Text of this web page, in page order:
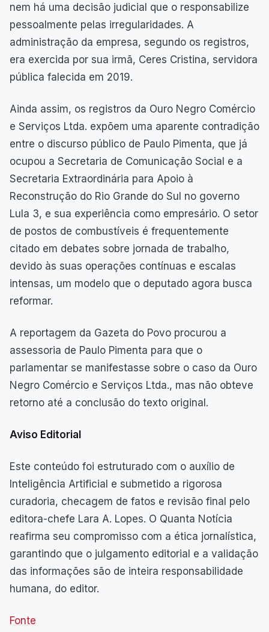
nem há uma decisão judicial que o responsabilize
pessoalmente pelas irregularidades. A
administração da empresa, segundo os registros,
era exercida por sua irmã, Ceres Cristina, servidora
pública falecida em 2019.
Ainda assim, os registros da Ouro Negro Comércio
e Serviços Ltda. expõem uma aparente contradição
entre o discurso público de Paulo Pimenta, que já
ocupou a Secretaria de Comunicação Social e a
Secretaria Extraordinária para Apoio à
Reconstrução do Rio Grande do Sul no governo
Lula 3, e sua experiência como empresário. O setor
de postos de combustíveis é frequentemente
citado em debates sobre jornada de trabalho,
devido às suas operações contínuas e escalas
intensas, um modelo que o deputado agora busca
reformar.
A reportagem da Gazeta do Povo procurou a
assessoria de Paulo Pimenta para que o
parlamentar se manifestasse sobre o caso da Ouro
Negro Comércio e Serviços Ltda., mas não obteve
retorno até a conclusão do texto original.
Aviso Editorial
Este conteúdo foi estruturado com o auxílio de
Inteligência Artificial e submetido a rigorosa
curadoria, checagem de fatos e revisão final pelo
editora-chefe Lara A. Lopes. O Quanta Notícia
reafirma seu compromisso com a ética jornalística,
garantindo que o julgamento editorial e a validação
das informações são de inteira responsabilidade
humana, do editor.
Fonte